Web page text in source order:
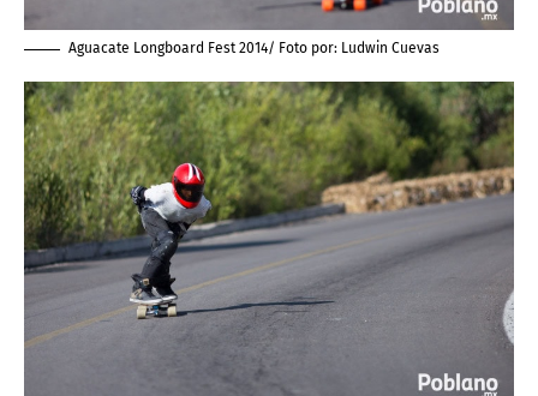
Aguacate Longboard Fest 2014/ Foto por: Ludwin Cuevas